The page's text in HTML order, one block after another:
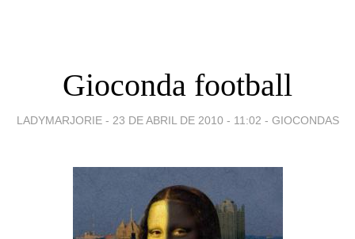
Gioconda football
LADYMARJORIE - 23 DE ABRIL DE 2010 - 11:02 - GIOCONDAS